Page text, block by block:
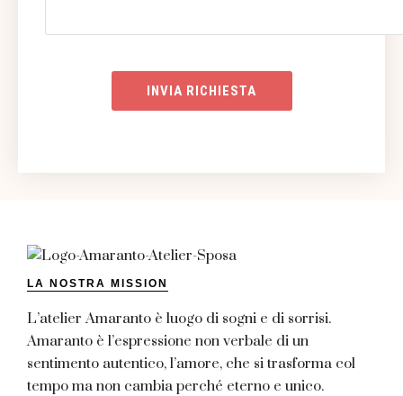
LA NOSTRA MISSION
L’atelier Amaranto è luogo di sogni e di sorrisi.
Amaranto è l’espressione non verbale di un
sentimento autentico, l’amore, che si trasforma col
tempo ma non cambia perché eterno e unico.